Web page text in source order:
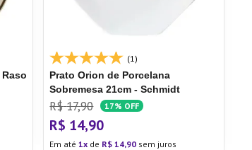
Raso
(1)
Prato Orion de Porcelana
Sobremesa 21cm - Schmidt
R$ 17,90 17% OFF
R$ 14,90
Em até1 de R$ 14,90 sem juros